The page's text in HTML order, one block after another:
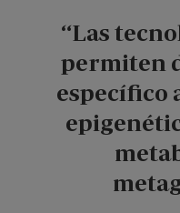
“Las
permiten
específico